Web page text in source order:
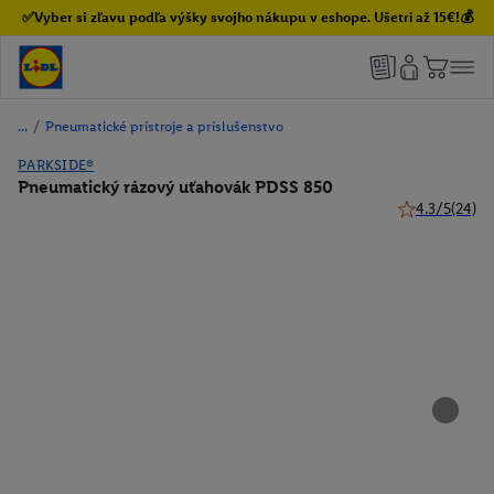
✅Vyber si zľavu podľa výšky svojho nákupu v eshope. Ušetri až 15€!💰
/ Pneumatické prístroje a príslušenstvo
PARKSIDE®
Pneumatický rázový uťahovák PDSS 850
4.3/5(24)